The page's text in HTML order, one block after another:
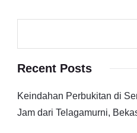
Recent Posts
Keindahan Perbukitan di
Jam dari Telagamurni,